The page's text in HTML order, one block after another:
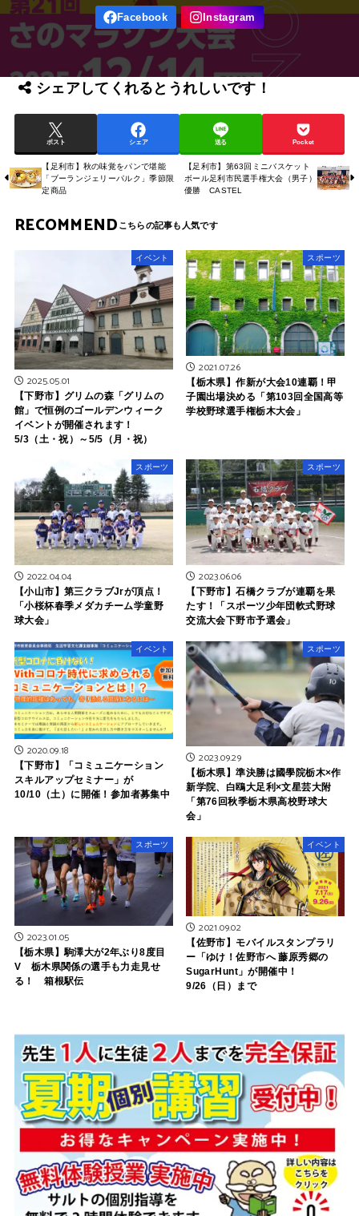
シェアしてくれるとうれしいです！
ポスト シェア 送る Pocket
【足利市】秋の味覚をパンで堪能
「ブーランジェリーパルク」季節限
定商品
【足利市】第63回ミニバスケット
ボール足利市民選手権大会（男子）
優勝 CASTEL
RECOMMEND
イベント
2025.05.01
【下野市】グリムの森「グリムの
館」で恒例のゴールデンウィーク
イベントが開催されます！
5/3（土・祝）～5/5（月・祝）
スポーツ
2021.07.26
【栃木県】作新が大会10連覇！甲
子園出場決める「第103回全国高等
学校野球選手権栃木大会」
スポーツ
2022.04.04
【小山市】第三クラブJrが頂点！
「小桜杯春季メダカチーム学童野
球大会」
スポーツ
2023.06.06
【下野市】石橋クラブが連覇を果
たす！「スポーツ少年団軟式野球
交流大会下野市予選会」
イベント
2020.09.18
【下野市】「コミュニケーション
スキルアップセミナー」が
10/10（土）に開催！参加者募集中
スポーツ
2023.09.29
【栃木県】準決勝は國學院栃木×作
新学院、白鴎大足利×文星芸大附
「第76回秋季栃木県高校野球大
会」
スポーツ
2023.01.05
【栃木県】駒澤大が2年ぶり8度目
V 栃木県関係の選手も力走見せ
る！ 箱根駅伝
イベント
2021.09.02
【佐野市】モバイルスタンプラリ
ー「ゆけ！佐野市へ 藤原秀郷の
SugarHunt」が開催中！
9/26（日）まで